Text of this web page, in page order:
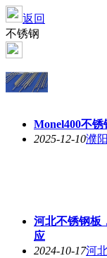
返回
不锈钢
Monel400不
2025-12-10濮
河北不锈钢板
应
2024-10-17河